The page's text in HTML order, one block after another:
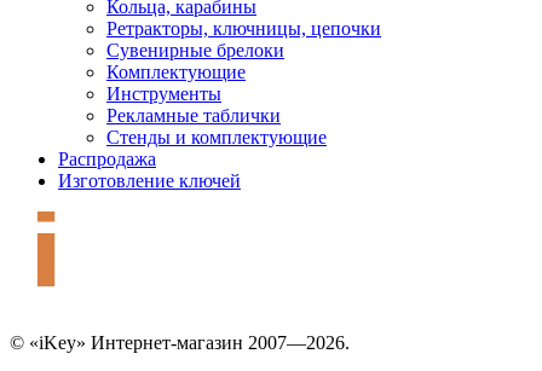
Кольца, карабины
Ретракторы, ключницы, цепочки
Сувенирные брелоки
Комплектующие
Инструменты
Рекламные таблички
Стенды и комплектующие
Распродажа
Изготовление ключей
© «iKey» Интернет-магазин 2007—2026.